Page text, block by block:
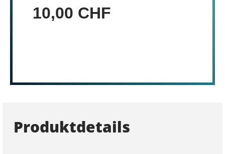
10,00 CHF
Produktdetails